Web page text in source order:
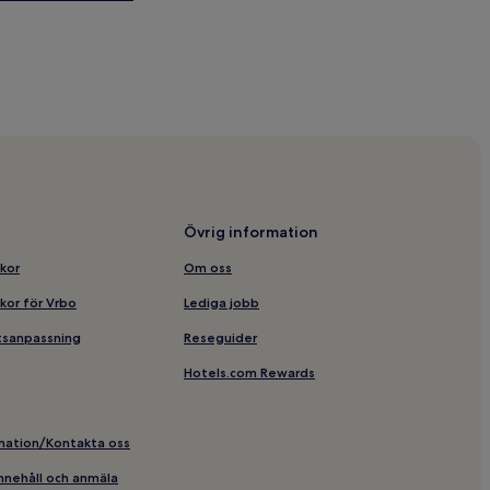
för Vrbo
Kontakta oss
och anmäla
Övrig information
Om oss
Lediga jobb
Reseguider
Hotels.com Rewards